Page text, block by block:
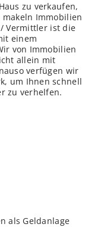
zu verkaufen,
Immobilien
Vermittler ist die
einem
von Immobilien
allein mit
verfügen wir
um Ihnen schnell
zu verhelfen.
als Geldanlage